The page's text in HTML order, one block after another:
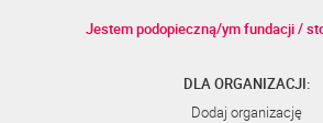
Jestem podopieczną/ym fundacji /
DLA ORGANIZACJI:
Dodaj organizację